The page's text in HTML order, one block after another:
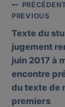
Post
navigation
PREVIOUS
Texte du
jugement
juin 2017 à
encontre
du texte de
premiers